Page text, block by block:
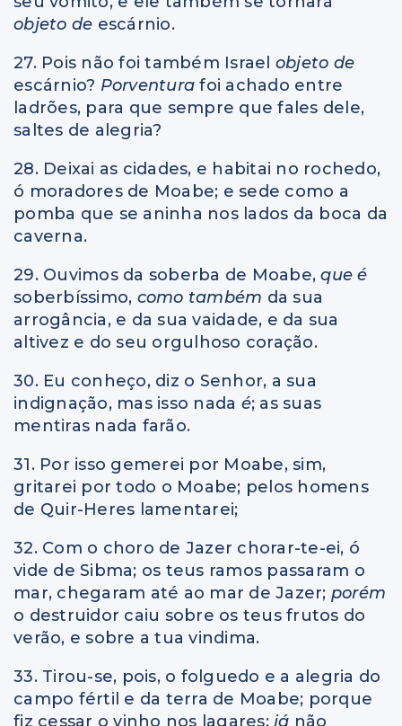
objeto de escárnio.
27. Pois não foi também Israel objeto de
escárnio? Porventurafoi achado entre
ladrões, para que sempre que fales dele,
saltes de alegria?
28. Deixai as cidades, e habitai no rochedo,
ó moradores de Moabe; e sede como a
pomba que se aninha nos lados da boca da
caverna.
29. Ouvimos da soberba de Moabe,que é
soberbíssimo, como também da sua
arrogância, e da sua vaidade, e da sua
altivez e do seu orgulhoso coração.
30. Eu conheço, diz o Senhor, a sua
indignação, mas isso nada é; as suas
mentiras nada farão.
31. Por isso gemerei por Moabe, sim,
gritarei por todo o Moabe; pelos homens
de Quir-Heres lamentarei;
32. Com o choro de Jazer chorar-te-ei, ó
vide de Sibma; os teus ramos passaram o
mar, chegaram até ao mar de Jazer; porém
o destruidor caiu sobre os teus frutos do
verão, e sobre a tua vindima.
33. Tirou-se, pois, o folguedo e a alegria do
campo fértil e da terra de Moabe; porque
fiz cessar o vinho nos lagares; já não